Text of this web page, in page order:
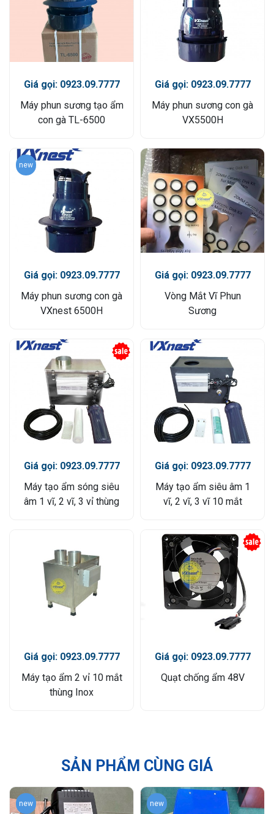
Giá gọi: 0923.09.7777
Máy phun sương tạo ẩm
con gà TL-6500
Giá gọi: 0923.09.7777
Máy phun sương con gà
VX5500H
new
Giá gọi: 0923.09.7777
Máy phun sương con gà
VXnest 6500H
Giá gọi: 0923.09.7777
Vòng Mắt Vĩ Phun
Sương
Giá gọi: 0923.09.7777
Máy tạo ẩm sóng siêu
âm 1 vĩ, 2 vĩ, 3 vỉ thùng
Giá gọi: 0923.09.7777
Máy tạo ẩm siêu âm 1
vĩ, 2 vĩ, 3 vĩ 10 mắt
Giá gọi: 0923.09.7777
Máy tạo ẩm 2 vỉ 10 mắt
thùng Inox
Giá gọi: 0923.09.7777
Quạt chống ẩm 48V
SẢN PHẨM CÙNG GIÁ
new new